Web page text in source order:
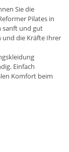
Sie die
Pilates in
sanft und gut
und die Kräfte Ihrer
Einfach
Komfort beim